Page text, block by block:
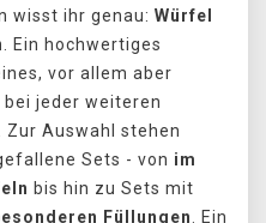
wisst ihr genau: Würfel
. Ein hochwertiges
vor allem aber
bei jeder weiteren
Auswahl stehen
Sets - von im
bis hin zu Sets mit
Füllungen
. Ein